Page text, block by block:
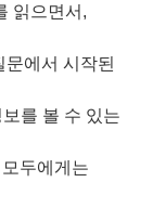
읽으면서,
에서 시작된
를 볼 수 있는
두에게는